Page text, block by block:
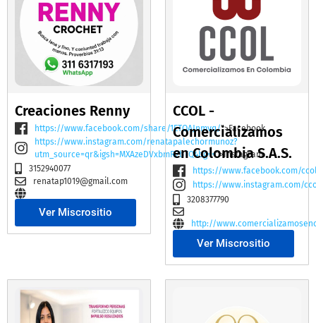
Creaciones Renny
https://www.facebook.com/share/1ETQAJnmvq/">Facebook
https://www.instagram.com/renatapalechormunoz?
utm_source=qr&igsh=MXAzeDVxbmR2bTQ4bg==">Instagram
3152940077
renatap1019@gmail.com
Ver Miscrositio
CCOL -
Comercializamos
en Colombia S.A.S.
https://www.facebook.com/
https://www.instagram.com/
3208377790
http://
Ver Miscrositio